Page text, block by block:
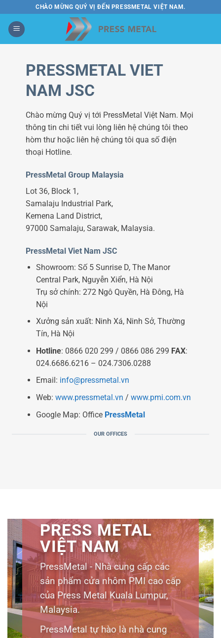
nội
dung
CHÀO MỪNG QUÝ VỊ ĐẾN PRESSMETAL VIỆT NAM.
PRESSMETAL VIET
NAM JSC
Chào mừng Quý vị tới PressMetal Việt Nam. Mọi
thông tin chi tiết vui lòng liên hệ chúng tôi theo
hòm thư hoặc liên hệ chúng tôi qua số điện
thoại Hotline.
PressMetal Group Malaysia
Lot 36, Block 1,
Samalaju Industrial Park,
Kemena Land District,
97000 Samalaju, Sarawak, Malaysia.
PressMetal Viet Nam JSC
Showroom: Số 5 Sunrise D, The Manor
Central Park, Nguyễn Xiển, Hà Nội
Trụ sở chính: 272 Ngô Quyền, Hà Đông, Hà
Nội
Xưởng sản xuất: Ninh Xá, Ninh Sở, Thường
Tín, Hà Nội
Hotline: 0866 020 299 / 0866 086 299 FAX:
024.6686.6216 – 024.7306.0288
Email: info@pressmetal.vn
Web:www.pressmetal.vn /www.pmi.com.vn
Google Map: Office PressMetal
OUR OFFICES
PRESS METAL
VIỆT NAM
PressMetal - Nhà cung cấp các
sản phẩm cửa nhôm PMI cao cấp
của Press Metal Kuala Lumpur,
Malaysia.
PressMetal tự hào là nhà cung